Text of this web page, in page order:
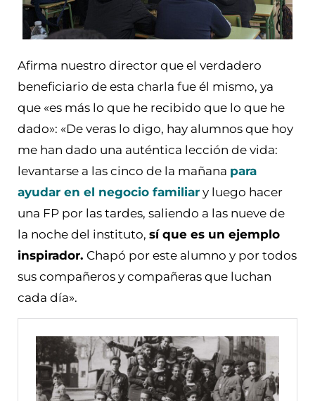
Afirma nuestro director que el verdadero
beneficiario de esta charla fue él mismo, ya
que «es más lo que he recibido que lo que he
dado»: «De veras lo digo, hay alumnos que hoy
me han dado una auténtica lección de vida:
levantarse a las cinco de la mañana para
ayudar en el negocio familiar y luego hacer
una FP por las tardes, saliendo a las nueve de
la noche del instituto, sí que es un ejemplo
inspirador. Chapó por este alumno y por todos
sus compañeros y compañeras que luchan
cada día».